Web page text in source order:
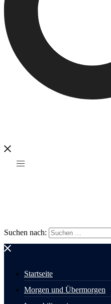
Suchen nach:
Startseite
Morgen und Übermorgen